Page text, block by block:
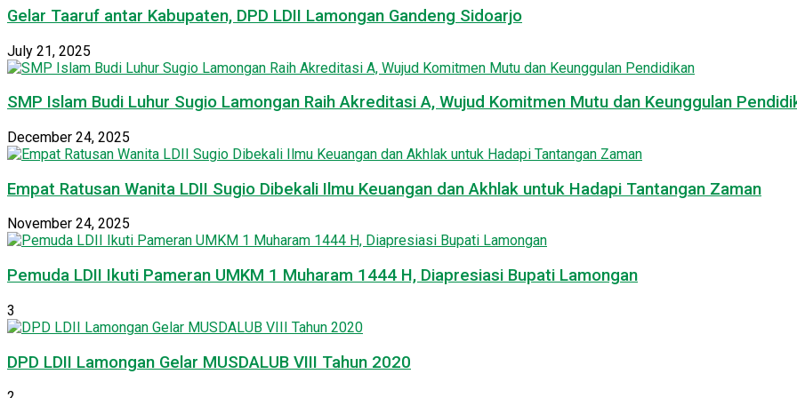
Gelar Taaruf antar Kabupaten, DPD LDII Lamongan Gandeng Sidoarjo
July 21, 2025
SMP Islam Budi Luhur Sugio Lamongan Raih Akreditasi A, Wujud Komitmen Mutu dan Keunggulan
December 24, 2025
Empat Ratusan Wanita LDII Sugio Dibekali Ilmu Keuangan dan Akhlak untuk Hadapi Tantangan Zaman
November 24, 2025
Pemuda LDII Ikuti Pameran UMKM 1 Muharam 1444 H, Diapresiasi Bupati Lamongan
3
DPD LDII Lamongan Gelar MUSDALUB VIII Tahun 2020